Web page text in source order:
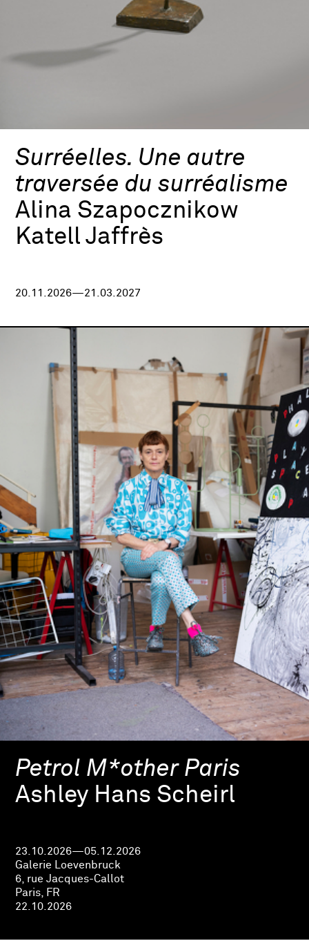
Surréelles. Une autre
traversée du surréalisme
Alina Szapocznikow
Katell Jaffrès
20.11.2026—21.03.2027
Petrol M*other Paris
Ashley Hans Scheirl
23.10.2026—05.12.2026
Galerie Loevenbruck
6, rue Jacques-Callot
Paris, FR
22.10.2026